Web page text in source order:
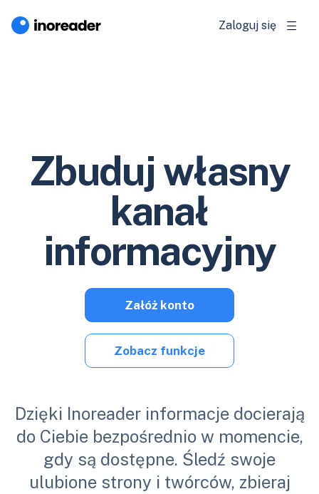
Zaloguj się
Zbuduj własny
kanał
informacyjny
Dzięki Inoreader informacje docierają
do Ciebie bezpośrednio w momencie,
gdy są dostępne. Śledź swoje
ulubione strony i twórców, zbieraj
Załóż konto
Zobacz funkcje